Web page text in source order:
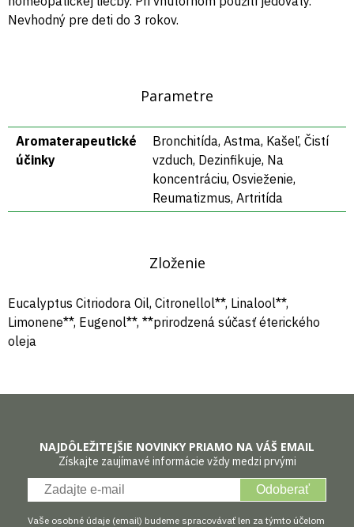
Nevhodný pre deti do 3 rokov.
Parametre
Aromaterapeutické
účinky
Bronchitída, Astma, Kašeľ, Čistí
vzduch, Dezinfikuje, Na
koncentráciu, Osvieženie,
Reumatizmus, Artritída
Zloženie
Eucalyptus Citriodora Oil, Citronellol**, Linalool**,
Limonene**, Eugenol**, **prirodzená súčasť éterického
oleja
NAJDÔLEŽITEJŠIE NOVINKY PRIAMO NA VÁŠ EMAIL
Získajte zaujímavé informácie vždy medzi prvými
Odoberať
Vaše osobné údaje (email) budeme spracovávať len za týmto účelom